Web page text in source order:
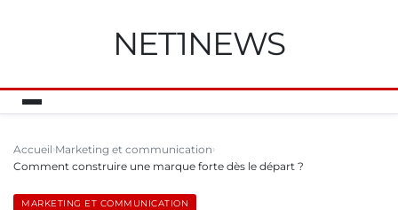
NET1NEWS
Accueil Marketing et communication
Comment construire une marque forte dès le départ ?
MARKETING ET COMMUNICATION